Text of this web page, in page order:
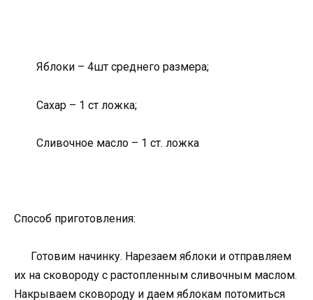
Яблоки – 4шт среднего размера;
Сахар – 1 ст ложка;
Сливочное масло – 1 ст. ложка
Способ приготовления:
Готовим начинку. Нарезаем яблоки и отправляем
их на сковороду с растопленным сливочным маслом.
Накрываем сковороду и даем яблокам потомиться